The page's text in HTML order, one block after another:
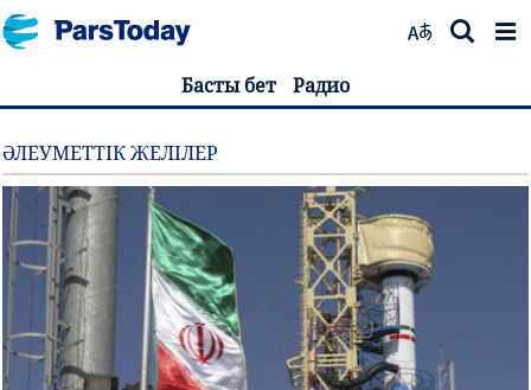
Басты бет Радио
ӘЛЕУМЕТТІК ЖЕЛІЛЕР